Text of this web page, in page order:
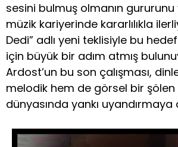
sesini bulmuş olmanın gururunu
müzik kariyerinde kararlılıkla
Dedi” adlı yeni teklisiyle bu
için büyük bir adım atmış
Ardost’un bu son çalışması,
melodik hem de görsel bir
dünyasında yankı